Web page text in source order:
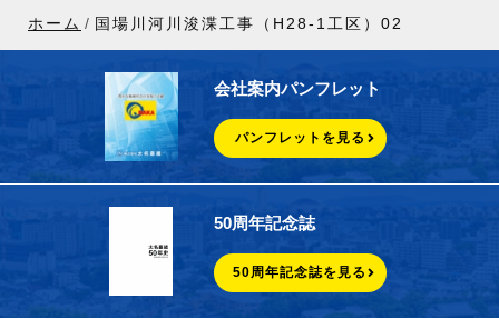
ホーム 国場川河川浚渫工事（H28-1工区）02
会社案内パンフレット
パンフレットを見る
50周年記念誌
50周年記念誌を見る